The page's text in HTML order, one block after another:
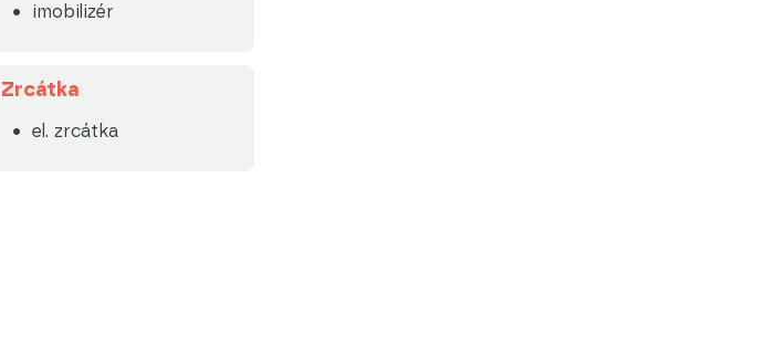
imobilizér
Zrcátka
el. zrcátka